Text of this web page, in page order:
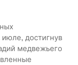
достигнув
медвежьего